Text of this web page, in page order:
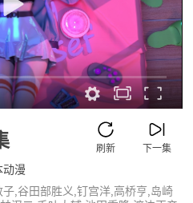
下一集
刷新
动漫
,谷田部胜义,钉宫洋,高桥亨,岛崎